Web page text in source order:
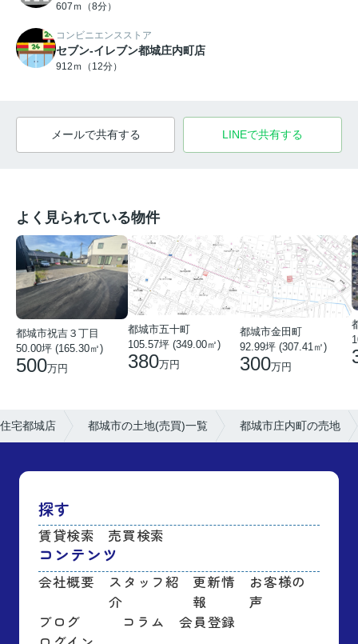
607ｍ（8分）
コンビニエンスストア
セブン-イレブン都城庄内町店
912ｍ（12分）
メールで共有する LINEで共有する
よく見られている物件
都城市祝吉３丁目
50.00坪 (165.30㎡)
500万円
都城市五十町
105.57坪 (349.00㎡)
380万円
都城市金田町
92.99坪 (307.41㎡)
300万円
宅都城店 都城市の土地(売買)一覧 都城市庄内町の売地
探す
賃貸検索 売買検索
コンテンツ
会社概要
スタッフ紹
介
更新情
報
お客様の
声
ブログ
コラム
会員登録